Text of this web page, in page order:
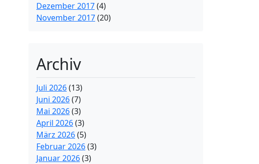
Dezember 2017(4)
November 2017(20)
Archiv
Juli 2026(13)
Juni 2026(7)
Mai 2026(3)
April 2026(3)
März 2026(5)
Februar 2026(3)
Januar 2026(3)